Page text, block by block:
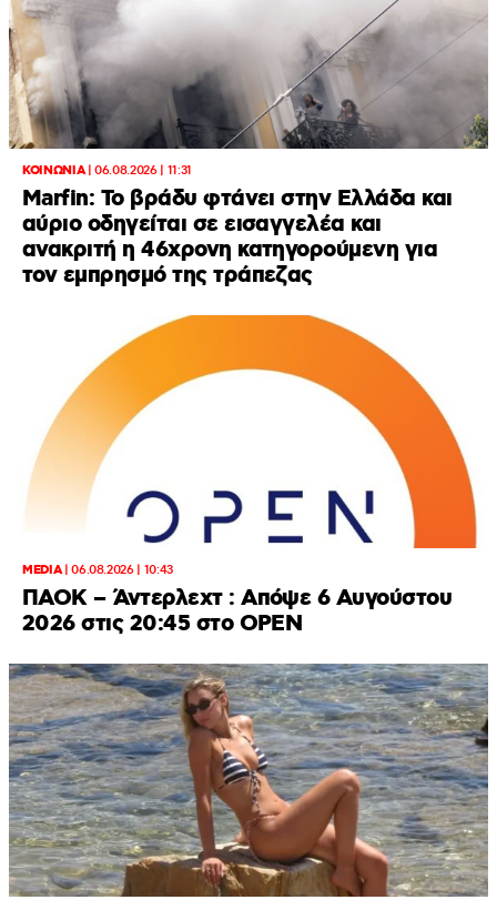
ΚΟΙΝΩΝΙΑ|06.08.2026 | 11:31
Marfin: Το βράδυ φτάνει στην Ελλάδα και
αύριο οδηγείται σε εισαγγελέα και
ανακριτή η 46χρονη κατηγορούμενη για
τον εμπρησμό της τράπεζας
MEDIA|06.08.2026 | 10:43
ΠΑΟΚ – Άντερλεχτ : Απόψε 6 Αυγούστου
2026 στις 20:45 στο ΟΡΕΝ